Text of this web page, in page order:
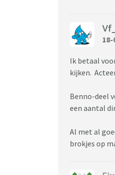
18-
Ik betaal
kijken.
Benno-deel
een aantal
Al met al
brokjes op